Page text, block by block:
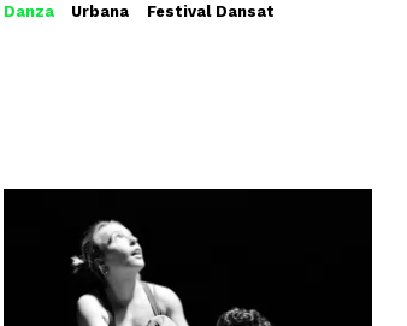
Danza Urbana Festival Dansat